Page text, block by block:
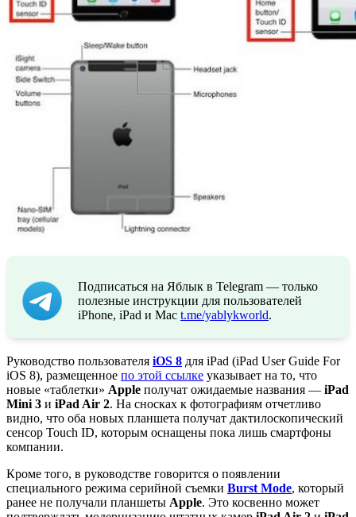
Подписаться на Яблык в Telegram — только
полезные инструкции для пользователей
iPhone, iPad и Mac t.me/yablykworld.
Руководство пользователя iOS 8 для iPad (iPad User Guide For
iOS 8), размещенное по этой ссылке указывает на то, что
новые «таблетки» Apple получат ожидаемые названия — iPad
Mini 3 и iPad Air 2. На сносках к фотографиям отчетливо
видно, что оба новых планшета получат дактилоскопический
сенсор Touch ID, которым оснащены пока лишь смартфоны
компании.
Кроме того, в руководстве говорится о появлении
специального режима серийной съемки Burst Mode, который
ранее не получали планшеты Apple. Это косвенно может